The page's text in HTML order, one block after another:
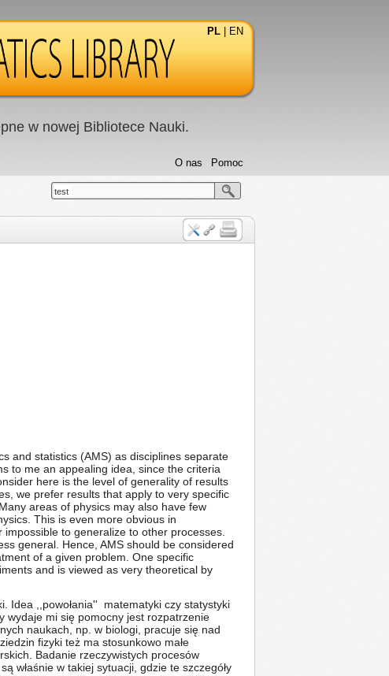
PL EN
w nowej Bibliotece Nauki.
Pomoc
O nas
test
and statistics (AMS) as disciplines separate
to me an appealing idea, since the criteria
here is the level of generality of results
we prefer results that apply to very specific
areas of physics may also have few
This is even more obvious in
to generalize to other processes.
general. Hence, AMS should be considered
of a given problem. One specific
and is viewed as very theoretical by
Idea ,,powołania'' matematyki czy statystyki
wydaje mi się pomocny jest rozpatrzenie
naukach, np. w biologi, pracuje się nad
fizyki też ma stosunkowo małe
Badanie rzeczywistych procesów
właśnie w takiej sytuacji, gdzie te szczegóły